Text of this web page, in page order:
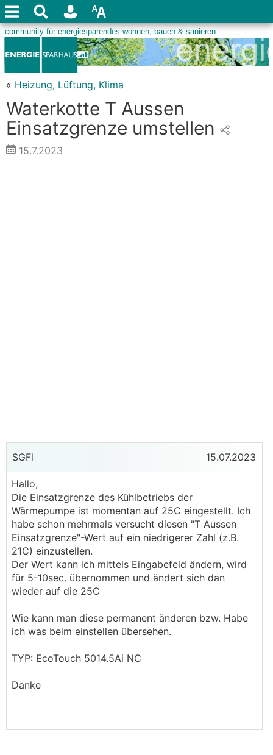
« Heizung, Lüftung, Klima
Waterkotte T Aussen
Einsatzgrenze umstellen
15.7.2023
SGFl 15.07.2023
Hallo,
Die Einsatzgrenze des Kühlbetriebs der
Wärmepumpe ist momentan auf 25C eingestellt. Ich
habe schon mehrmals versucht diesen "T Aussen
Einsatzgrenze"-Wert auf ein niedrigerer Zahl (z.B.
21C) einzustellen.
Der Wert kann ich mittels Eingabefeld ändern, wird
für 5-10sec. übernommen und ändert sich dan
wieder auf die 25C
Wie kann man diese permanent änderen bzw. Habe
ich was beim einstellen übersehen.
TYP: EcoTouch 5014.5Ai NC
Danke